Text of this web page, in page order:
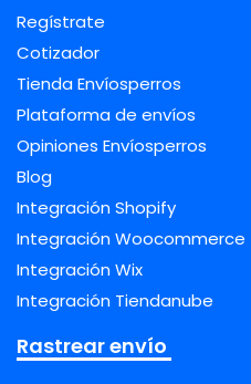
Regístrate
Cotizador
Tienda Envíosperros
Plataforma de envíos
Opiniones Envíosperros
Blog
Integración Shopify
Integración Woocommerce
Integración Wix
Integración Tiendanube
Rastrear envío